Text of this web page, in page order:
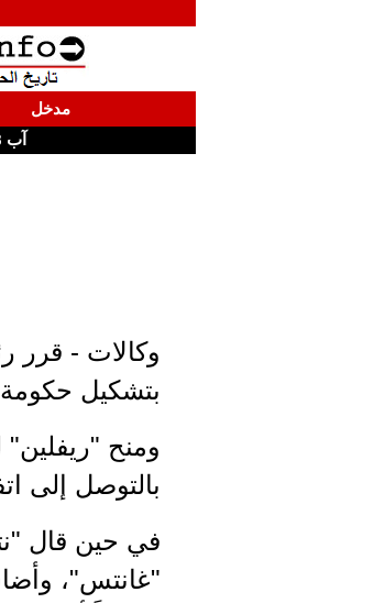
مدخل
آب 8 ,2026
وكالات - قرر
بتشكيل حكومة
بالتوصل إلى
في حين قال
"غانتس"،